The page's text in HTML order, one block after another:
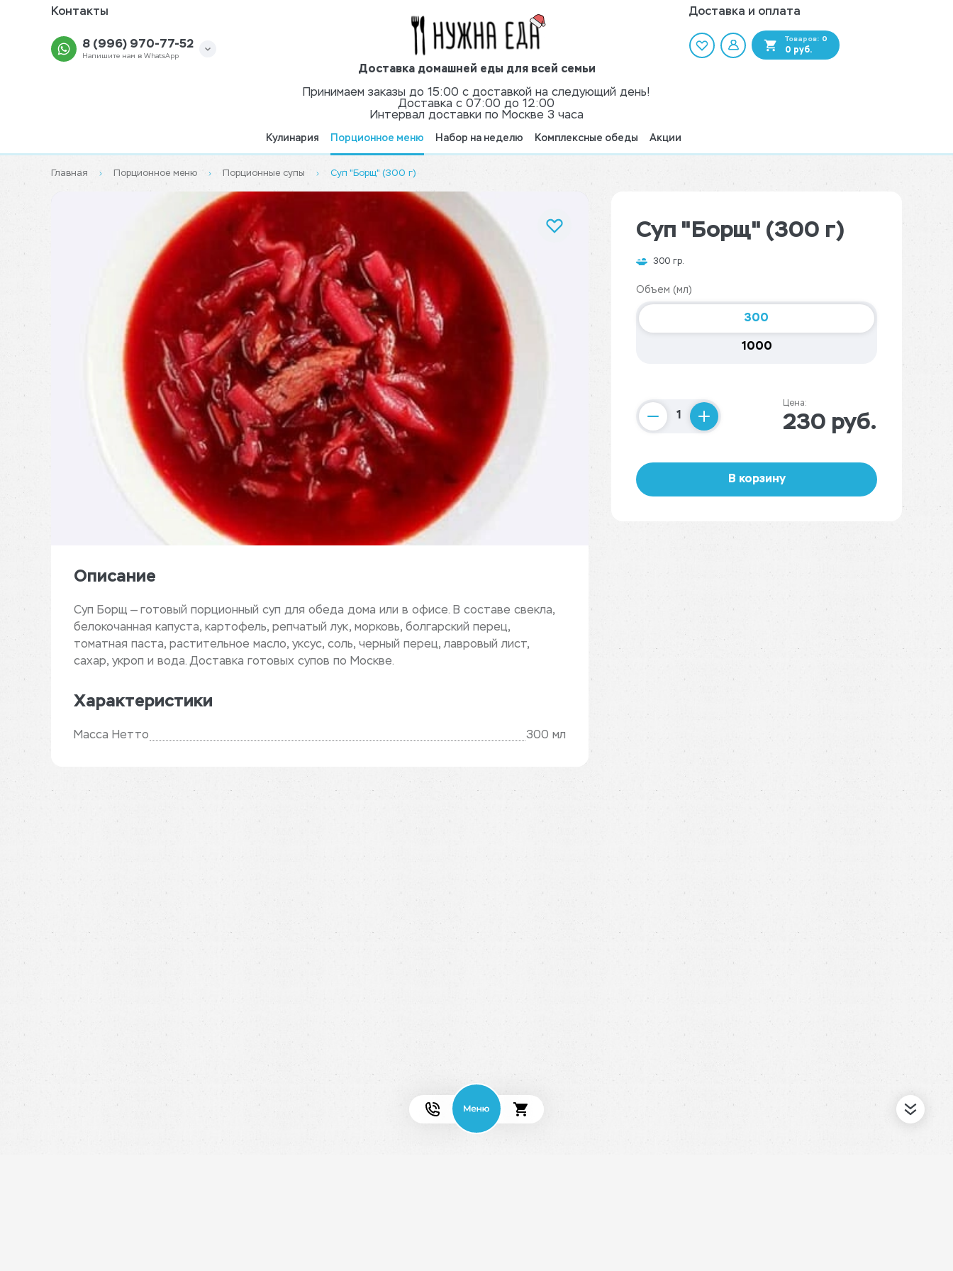
Контакты
8 (996) 970-77-52
Напишите нам в WhatsApp
Доставка и оплата
Товаров: 0
0 руб.
Доставка домашней еды для всей семьи
Принимаем заказы до 15:00 с доставкой на следующий день!
Доставка с 07:00 до 12:00
Интервал доставки по Москве 3 часа
Кулинария Порционное меню Набор на неделю Комплексные обеды Акции
Главная Порционное меню Порционные супы Суп "Борщ" (300 г)
Суп "Борщ" (300 г)
300 гр.
Объем (мл)
300
1000
Counter
Цена:
230 руб.
В корзину
Описание
Суп Борщ — готовый порционный суп для обеда дома или в офисе. В составе свекла,
белокочанная капуста, картофель, репчатый лук, морковь, болгарский перец,
томатная паста, растительное масло, уксус, соль, черный перец, лавровый лист,
сахар, укроп и вода. Доставка готовых супов по Москве.
Характеристики
Масса Нетто 300 мл